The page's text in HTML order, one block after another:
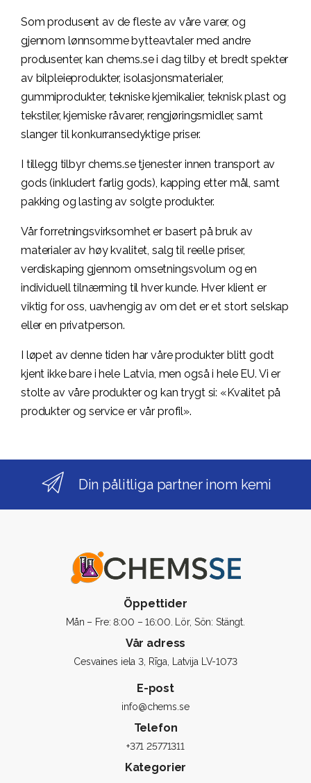
Som produsent av de fleste av våre varer, og
gjennom lønnsomme bytteavtaler med andre
produsenter, kan chems.se i dag tilby et bredt spekter
av bilpleieprodukter, isolasjonsmaterialer,
gummiprodukter, tekniske kjemikalier, teknisk plast og
tekstiler, kjemiske råvarer, rengjøringsmidler, samt
slanger til konkurransedyktige priser.
I tillegg tilbyr chems.se tjenester innen transport av
gods (inkludert farlig gods), kapping etter mål, samt
pakking og lasting av solgte produkter.
Vår forretningsvirksomhet er basert på bruk av
materialer av høy kvalitet, salg til reelle priser,
verdiskaping gjennom omsetningsvolum og en
individuell tilnærming til hver kunde. Hver klient er
viktig for oss, uavhengig av om det er et stort selskap
eller en privatperson.
I løpet av denne tiden har våre produkter blitt godt
kjent ikke bare i hele Latvia, men også i hele EU. Vi er
stolte av våre produkter og kan trygt si: «Kvalitet på
produkter og service er vår profil».
Din pålitliga partner inom kemi
Öppettider
Mån – Fre: 8:00 – 16:00. Lör, Sön: Stängt.
Vår adress
Cesvaines iela 3, Rīga, Latvija LV-1073
E-post
info@chems.se
Telefon
+371 25771311
Kategorier